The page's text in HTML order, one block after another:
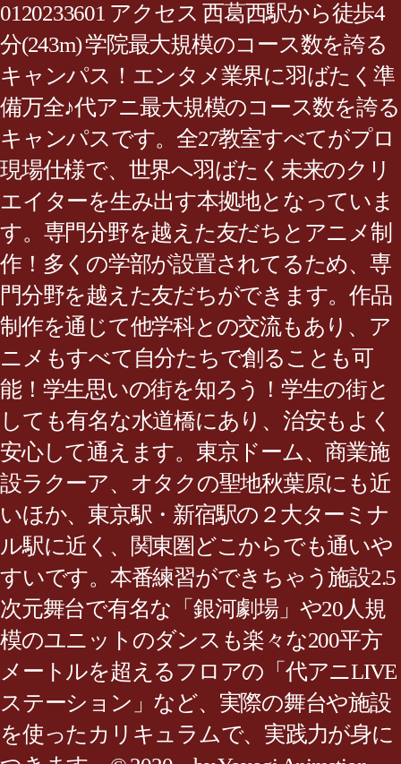
0120233601 アクセス 西葛西駅から徒歩4
分(243m) 学院最大規模のコース数を誇る
キャンパス！エンタメ業界に羽ばたく準
備万全♪代アニ最大規模のコース数を誇る
キャンパスです。全27教室すべてがプロ
現場仕様で、世界へ羽ばたく未来のクリ
エイターを生み出す本拠地となっていま
す。専門分野を越えた友だちとアニメ制
作！多くの学部が設置されてるため、専
門分野を越えた友だちができます。作品
制作を通じて他学科との交流もあり、ア
ニメもすべて自分たちで創ることも可
能！学生思いの街を知ろう！学生の街と
しても有名な水道橋にあり、治安もよく
安心して通えます。東京ドーム、商業施
設ラクーア、オタクの聖地秋葉原にも近
いほか、東京駅・新宿駅の２大ターミナ
ル駅に近く、関東圏どこからでも通いや
すいです。本番練習ができちゃう施設2.5
次元舞台で有名な「銀河劇場」や20人規
模のユニットのダンスも楽々な200平方
メートルを超えるフロアの「代アニLIVE
ステーション」など、実際の舞台や施設
を使ったカリキュラムで、実践力が身に